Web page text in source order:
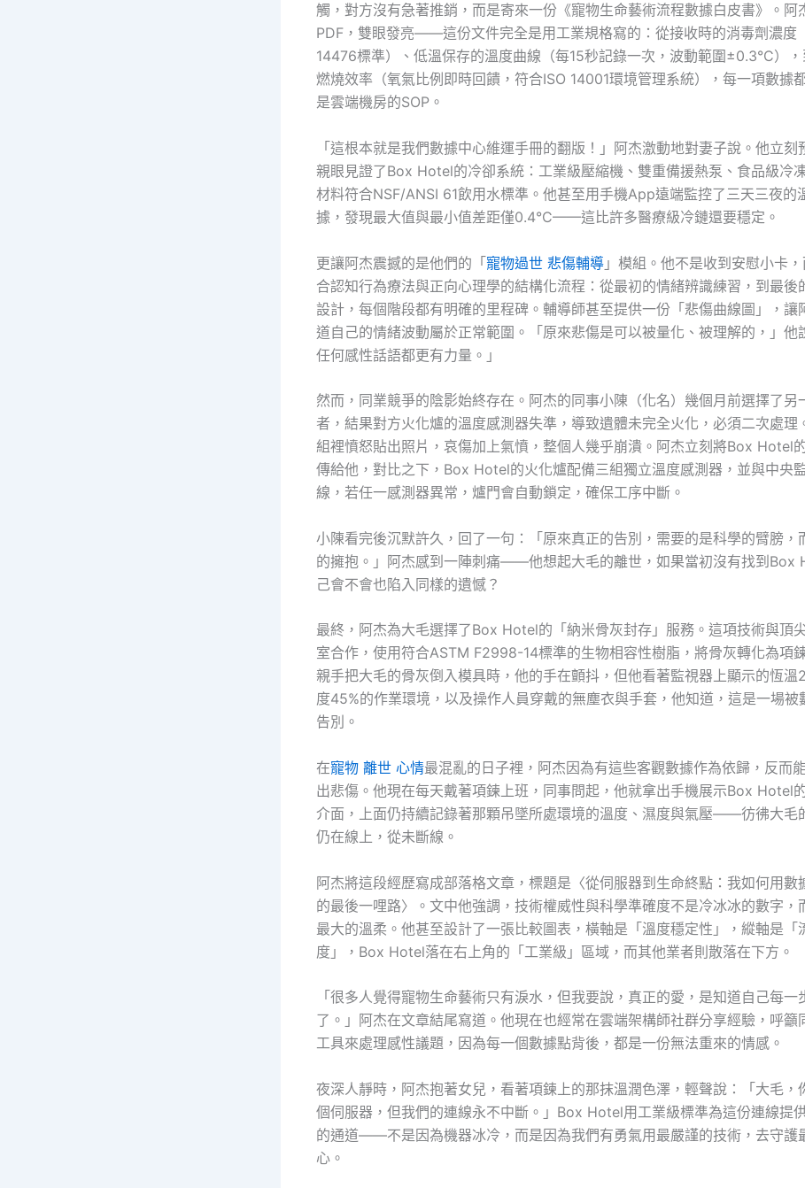
觸，對方沒有急著推銷，而是寄來一份《寵物生命藝術流程數據白皮書》。阿
PDF，雙眼發亮——這份文件完全是用工業規格寫的：從接收時的消毒劑濃度
14476標準）、低溫保存的溫度曲線（每15秒記錄一次，波動範圍±0.3°C）
燃燒效率（氧氣比例即時回饋，符合ISO 14001環境管理系統），每一項數據
是雲端機房的SOP。
「這根本就是我們數據中心維運手冊的翻版！」阿杰激動地對妻子說。他立刻
親眼見證了Box Hotel的冷卻系統：工業級壓縮機、雙重備援熱泵、食品級冷
材料符合NSF/ANSI 61飲用水標準。他甚至用手機App遠端監控了三天三夜的
據，發現最大值與最小值差距僅0.4°C——這比許多醫療級冷鏈還要穩定。
更讓阿杰震撼的是他們的「寵物過世 悲傷輔導 」模組。他不是收到安慰小卡
合認知行為療法與正向心理學的結構化流程：從最初的情緒辨識練習，到最後
設計，每個階段都有明確的里程碑。輔導師甚至提供一份「悲傷曲線圖」，讓
道自己的情緒波動屬於正常範圍。「原來悲傷是可以被量化、被理解的，」他
任何感性話語都更有力量。」
然而，同業競爭的陰影始終存在。阿杰的同事小陳（化名）幾個月前選擇了另
者，結果對方火化爐的溫度感測器失準，導致遺體未完全火化，必須二次處理
組裡憤怒貼出照片，哀傷加上氣憤，整個人幾乎崩潰。阿杰立刻將Box Hotel
傳給他，對比之下，Box Hotel的火化爐配備三組獨立溫度感測器，並與中央
線，若任一感測器異常，爐門會自動鎖定，確保工序中斷。
小陳看完後沉默許久，回了一句：「原來真正的告別，需要的是科學的臂膀，
的擁抱。」阿杰感到一陣刺痛——他想起大毛的離世，如果當初沒有找到Box
己會不會也陷入同樣的遺憾？
最終，阿杰為大毛選擇了Box Hotel的「納米骨灰封存」服務。這項技術與頂
室合作，使用符合ASTM F2998-14標準的生物相容性樹脂，將骨灰轉化為項
親手把大毛的骨灰倒入模具時，他的手在顫抖，但他看著監視器上顯示的恆溫
度45%的作業環境，以及操作人員穿戴的無塵衣與手套，他知道，這是一場被
告別。
在寵物 離世 心情最混亂的日子裡，阿杰因為有這些客觀數據作為依歸，反而
出悲傷。他現在每天戴著項鍊上班，同事問起，他就拿出手機展示Box Hotel
介面，上面仍持續記錄著那顆吊墜所處環境的溫度、濕度與氣壓——彷彿大毛
仍在線上，從未斷線。
阿杰將這段經歷寫成部落格文章，標題是〈從伺服器到生命終點：我如何用數
的最後一哩路〉。文中他強調，技術權威性與科學準確度不是冷冰冰的數字，
最大的溫柔。他甚至設計了一張比較圖表，橫軸是「溫度穩定性」，縱軸是「
度」，Box Hotel落在右上角的「工業級」區域，而其他業者則散落在下方。
「很多人覺得寵物生命藝術只有淚水，但我要說，真正的愛，是知道自己每一
了。」阿杰在文章結尾寫道。他現在也經常在雲端架構師社群分享經驗，呼籲
工具來處理感性議題，因為每一個數據點背後，都是一份無法重來的情感。
夜深人靜時，阿杰抱著女兒，看著項鍊上的那抹溫潤色澤，輕聲說：「大毛，
個伺服器，但我們的連線永不中斷。」Box Hotel用工業級標準為這份連線提
的通道——不是因為機器冰冷，而是因為我們有勇氣用最嚴謹的技術，去守護
心。